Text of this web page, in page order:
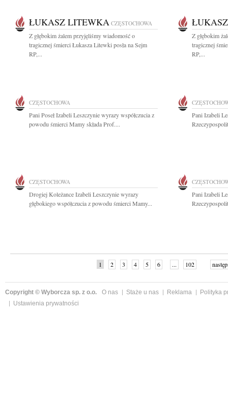
ŁUKASZ LITEWKA CZĘSTOCHOWA
Z głębokim żalem przyjęliśmy wiadomość o
tragicznej śmierci Łukasza Litewki posła na Sejm
RP,...
Z głębokim
tragicznej
RP,...
CZĘSTOCHOWA
Pani Poseł Izabeli Leszczynie wyrazy współczucia z
powodu śmierci Mamy składa Prof....
Pani Izabeli
CZĘSTOCHOWA
Drogiej Koleżance Izabeli Leszczynie wyrazy
głębokiego współczucia z powodu śmierci Mamy...
Pani Izabeli
1 2 3 4 5 6 ... 102
Copyright © Wyborcza sp. z o.o. O nas Staże u nas Reklama
Polityka
Ustawienia prywatności